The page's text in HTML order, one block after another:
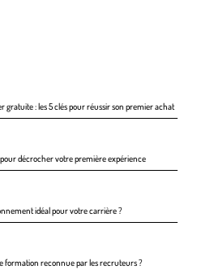
gratuite : les 5 clés pour réussir son premier achat
décrocher votre première expérience
idéal pour votre carrière ?
formation reconnue par les recruteurs ?